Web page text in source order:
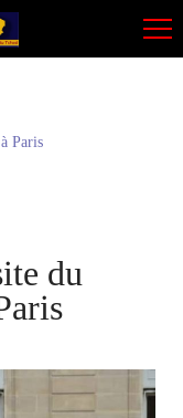
Paris
du